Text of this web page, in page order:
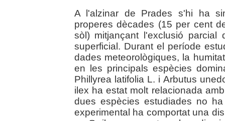
A l'alzinar de Prades s'hi ha
properes dècades (15 per cent
sòl) mitjançant l'exclusió
superficial. Durant el període
dades meteorològiques, la
en les principals espècies
Phillyrea latifolia L. i Arbutus
ilex ha estat molt relacionada
dues espècies estudiades no
experimental ha comportat una